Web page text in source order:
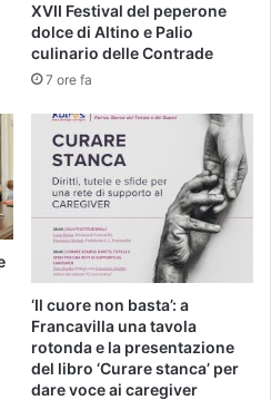
XVII Festival del peperone
dolce di Altino e Palio
culinario delle Contrade
7 ore fa
‘Il cuore non basta’: a
Francavilla una tavola
rotonda e la presentazione
del libro ‘Curare stanca’ per
dare voce ai caregiver